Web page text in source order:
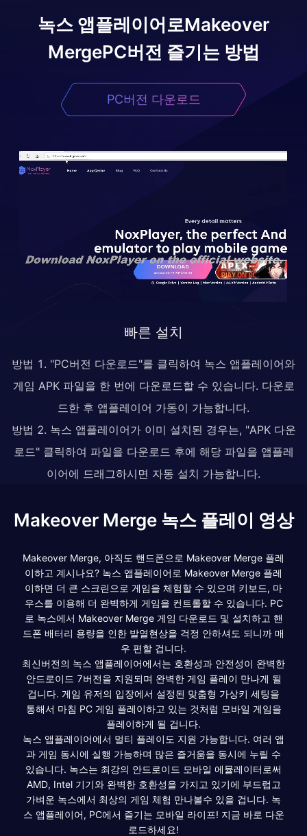
녹스 앱플레이어로Makeover
MergePC버전 즐기는 방법
PC버전 다운로드
빠른 설치
방법 1. "PC버전 다운로드"를 클릭하여 녹스 앱플레이어와
게임 APK 파일을 한 번에 다운로드할 수 있습니다. 다운로
드한 후 앱플레이어 가동이 가능합니다.
방법 2. 녹스 앱플레이어가 이미 설치된 경우는, "APK 다운
로드" 클릭하여 파일을 다운로드 후에 해당 파일을 앱플레
이어에 드래그하시면 자동 설치 가능합니다.
Makeover Merge 녹스 플레이 영상
Makeover Merge, 아직도 핸드폰으로 Makeover Merge 플레
이하고 계시나요? 녹스 앱플레이어로 Makeover Merge 플레
이하면 더 큰 스크린으로 게임을 체험할 수 있으며 키보드, 마
우스를 이용해 더 완벽하게 게임을 컨트롤할 수 있습니다. PC
로 녹스에서 Makeover Merge 게임 다운로드 및 설치하고 핸
드폰 배터리 용량을 인한 발열현상을 걱정 안하셔도 되니까 매
우 편할 겁니다.
최신버전의 녹스 앱플레이어에서는 호환성과 안전성이 완벽한
안드로이드 7버전을 지원되며 완벽한 게임 플레이 만나게 될
겁니다. 게임 유저의 입장에서 설정된 맞춤형 가상키 세팅을
통해서 마침 PC 게임 플레이하고 있는 것처럼 모바일 게임을
플레이하게 될 겁니다.
녹스 앱플레이어에서 멀티 플레이도 지원 가능합니다. 여러 앱
과 게임 동시에 실행 가능하며 많은 즐거움을 동시에 누릴 수
있습니다. 녹스는 최강의 안드로이드 모바일 에뮬레이터로써
AMD, Intel 기기와 완벽한 호환성을 가지고 있기에 부드럽고
가벼운 녹스에서 최상의 게임 체험 만나볼수 있을 겁니다. 녹
스 앱플레이어, PC에서 즐기는 모바일 라이프! 지금 바로 다운
로드하세요!